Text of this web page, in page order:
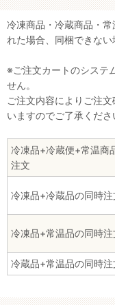
冷凍商品・冷蔵商品・
れた場合、同梱できない
※ご注文カートのシステ
せん。
ご注文内容によりご注
いますのでご了承くださ
冷凍品+冷蔵便+常温商
注文
冷凍品+冷蔵品の同時注
冷凍品+常温品の同時注
冷蔵品+常温品の同時注